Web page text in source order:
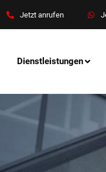
Jetzt anrufen
Dienstleistungen